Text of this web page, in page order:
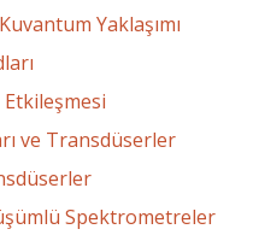
Yaklaşımı
ve Transdüserler
Spektrometreler